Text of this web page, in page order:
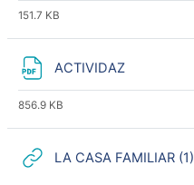
151.7 KB
ACTIVIDAZ
856.9 KB
LA CASA FAMILIAR (1)